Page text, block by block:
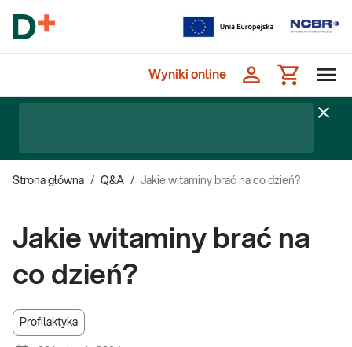
Wyniki online
Strona główna / Q&A / Jakie witaminy brać na co dzień?
Jakie witaminy brać na
co dzień?
Profilaktyka